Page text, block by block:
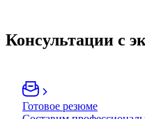
Консультации с
Готовое резюме